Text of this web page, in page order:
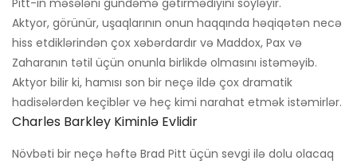
Aktyor, görünür, uşaqlarının onun haqqında həqiqətən necə
hiss etdiklərindən çox xəbərdardır və Maddox, Pax və
Zaharanın tətil üçün onunla birlikdə olmasını istəməyib.
Aktyor bilir ki, hamısı son bir neçə ildə çox dramatik
hadisələrdən keçiblər və heç kimi narahat etmək istəmirlər.
Charles Barkley Kiminlə Evlidir
Növbəti bir neçə həftə Brad Pitt üçün sevgi ilə dolu olacaq